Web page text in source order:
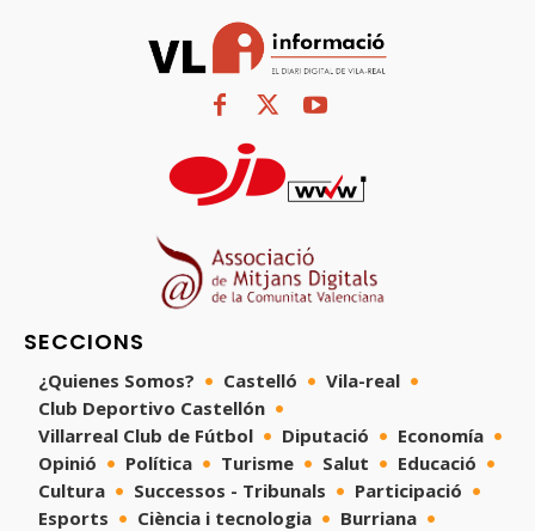
SECCIONS
¿Quienes Somos? Castelló
Vila-real
Club Deportivo Castellón
Villarreal Club de Fútbol
Diputació
Economía
Opinió
Política Turisme Salut
Educació
Cultura
Successos - Tribunals
Participació
Esports
Ciència i tecnologia
Burriana